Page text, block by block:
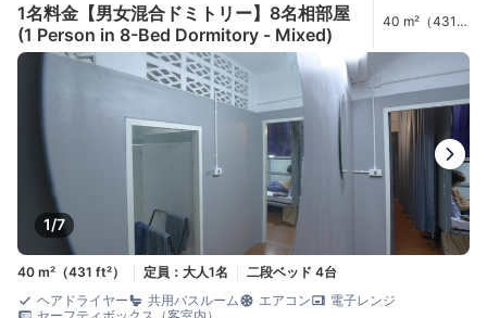
1名料金【男女混合ドミトリー】8名相部屋
(1 Person in 8-Bed Dormitory - Mixed)
40 m²（431
1/7
40 m²（431 ft²） 定員：大人1名
二段ベッド 4台
ヘアドライヤー
共用バスルーム エアコン
電子レンジ